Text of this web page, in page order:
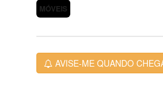
MÓVEIS
AVISE-ME QUANDO